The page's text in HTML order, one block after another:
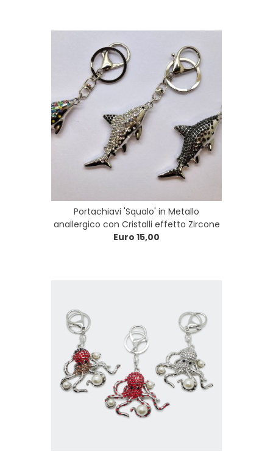
Portachiavi 'Squalo' in Metallo
anallergico con Cristalli effetto Zircone
Euro 15,00